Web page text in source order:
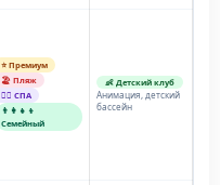
⭐ Премиум
🏖️ Пляж
💆‍♂️ СПА
👨‍👩‍👧‍👦
Семейный
👶 Детский клуб
Анимация, детский
бассейн